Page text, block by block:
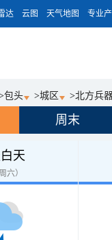
达 云图 天气地图 专业
包头 >城区 >北方兵
周末
天
六）